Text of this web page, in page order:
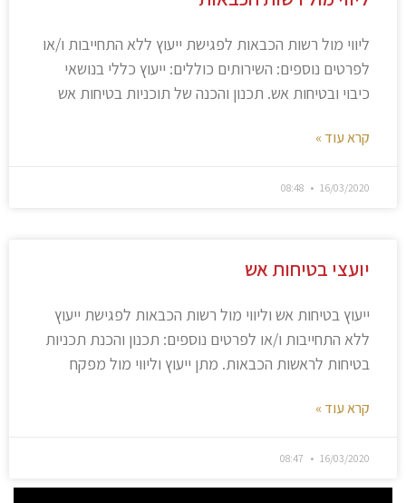
ליווי מול רשות הכבאות לפגישת ייעוץ ללא התחייבות ו/או
לפרטים נוספים: השירותים כוללים: ייעוץ כללי בנושאי
כיבוי ובטיחות אש. תכנון והכנה של תוכניות בטיחות אש
קרא עוד »
16/03/2020
יועצי בטיחות אש
ייעוץ בטיחות אש וליווי מול רשות הכבאות לפגישת ייעוץ
ללא התחייבות ו/או לפרטים נוספים: תכנון והכנת תכניות
בטיחות לראשות הכבאות. מתן ייעוץ וליווי מול מפקח
קרא עוד »
16/03/2020